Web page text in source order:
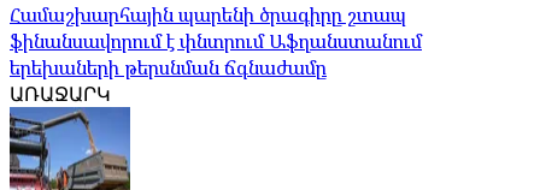
Համաշխարհային պարենի ծրագիրը շտապ
ֆինանսավորում է փնտրում Աֆղանստանում
երեխաների թերսնման ճգնաժամը
ԱՌԱՋԱՐԿ